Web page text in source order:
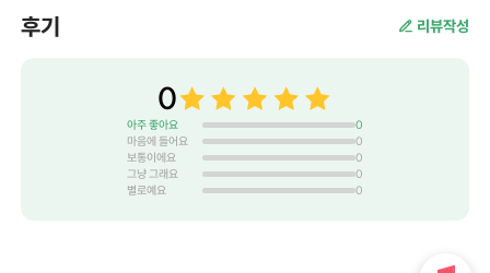
후기 리뷰작성
0
아주 좋아요
0
마음에 들어요
0
보통이에요
0
그냥 그래요
0
별로예요
0